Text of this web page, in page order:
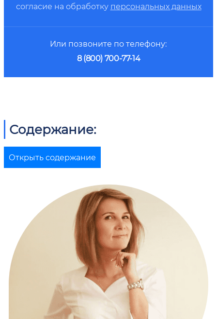
согласие на обработку персональных данных
Или позвоните по телефону:
8 (800) 700-77-14
Содержание:
Открыть содержание